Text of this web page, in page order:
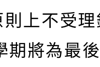
上不受
期將為最